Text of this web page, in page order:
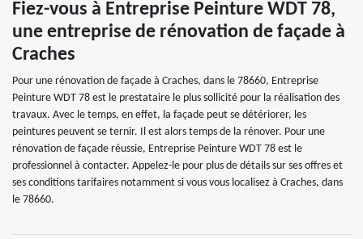
Fiez-vous à Entreprise Peinture WDT 78,
une entreprise de rénovation de façade à
Craches
Pour une rénovation de façade à Craches, dans le 78660, Entreprise
Peinture WDT 78 est le prestataire le plus sollicité pour la réalisation des
travaux. Avec le temps, en effet, la façade peut se détériorer, les
peintures peuvent se ternir. Il est alors temps de la rénover. Pour une
rénovation de façade réussie, Entreprise Peinture WDT 78 est le
professionnel à contacter. Appelez-le pour plus de détails sur ses offres et
ses conditions tarifaires notamment si vous vous localisez à Craches, dans
le 78660.